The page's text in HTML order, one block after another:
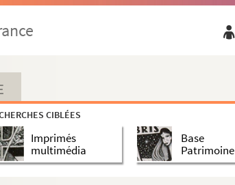
CIBLÉES
Imprimés
multimédia
Base
Patrimoine